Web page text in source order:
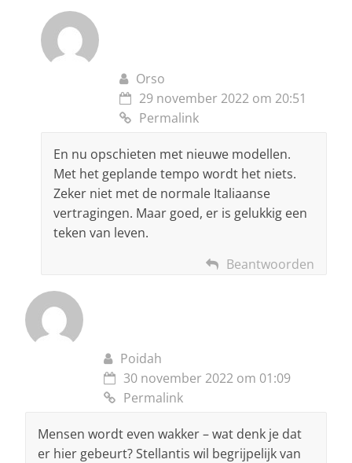
Orso
29 november 2022 om 20:51
Permalink
En nu opschieten met nieuwe modellen.
Met het geplande tempo wordt het niets.
Zeker niet met de normale Italiaanse
vertragingen. Maar goed, er is gelukkig een
teken van leven.
Beantwoorden
Poidah
30 november 2022 om 01:09
Permalink
Mensen wordt even wakker – wat denk je dat
er hier gebeurt? Stellantis wil begrijpelijk van